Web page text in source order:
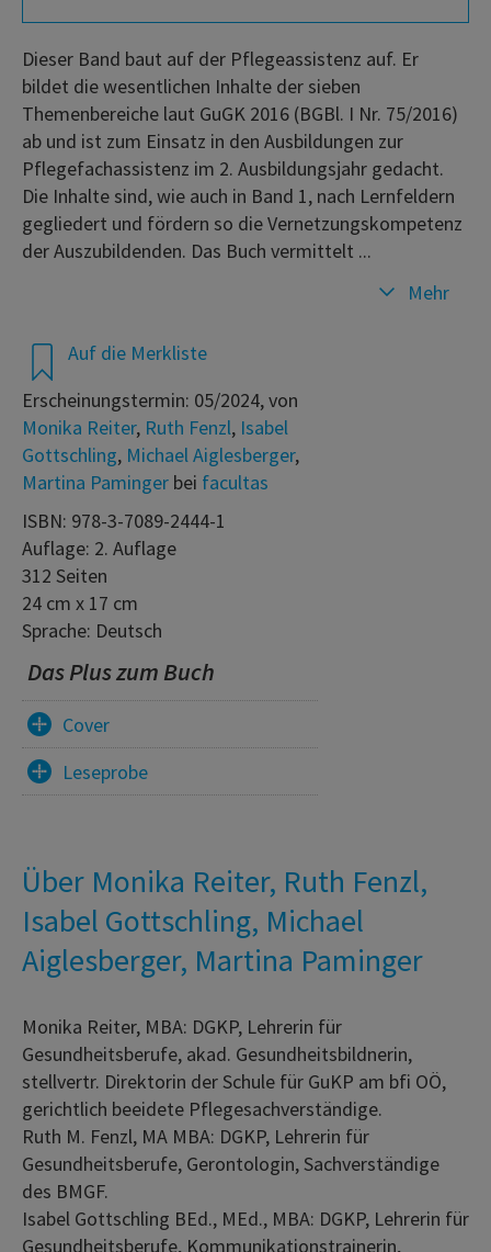
Auf die Merkliste
Erscheinungstermin: 05/2024, von
Monika Reiter, Ruth Fenzl, Isabel
Gottschling, Michael Aiglesberger,
Martina Paminger bei facultas
ISBN: 978-3-7089-2444-1
Auflage: 2. Auflage
312 Seiten
24 cm x 17 cm
Sprache: Deutsch
Das Plus zum Buch
Cover
Leseprobe
Dieser Band baut auf der Pflegeassistenz auf. Er
bildet die wesentlichen Inhalte der sieben
Themenbereiche laut GuGK 2016 (BGBl. I Nr. 75/2016)
ab und ist zum Einsatz in den Ausbildungen zur
Pflegefachassistenz im 2. Ausbildungsjahr gedacht.
Die Inhalte sind, wie auch in Band 1, nach Lernfeldern
gegliedert und fördern so die Vernetzungskompetenz
der Auszubildenden. Das Buch vermittelt ...
Mehr
Über Monika Reiter, Ruth Fenzl,
Isabel Gottschling, Michael
Aiglesberger, Martina Paminger
Monika Reiter, MBA: DGKP, Lehrerin für
Gesundheitsberufe, akad. Gesundheitsbildnerin,
stellvertr. Direktorin der Schule für GuKP am bfi OÖ,
gerichtlich beeidete Pflegesachverständige.
Ruth M. Fenzl, MA MBA: DGKP, Lehrerin für
Gesundheitsberufe, Gerontologin, Sachverständige
des BMGF.
Isabel Gottschling BEd., MEd., MBA: DGKP, Lehrerin für
Gesundheitsberufe, Kommunikationstrainerin,